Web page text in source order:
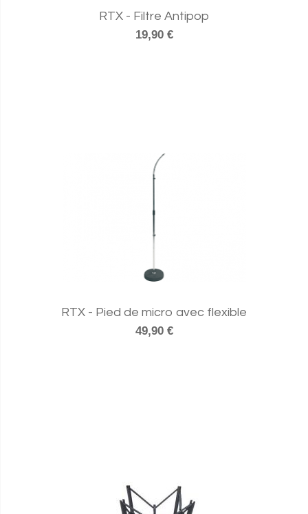
RTX - Filtre Antipop
19,90 €
RTX - Pied de micro avec flexible
49,90 €